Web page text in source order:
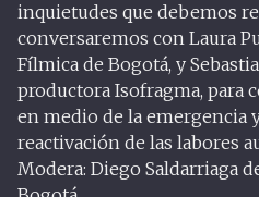
inquietudes que debemos
conversaremos con Laura
Fílmica de Bogotá, y
productora Isofragma, para
en medio de la emergencia
reactivación de las labores
Modera: Diego Saldarriaga